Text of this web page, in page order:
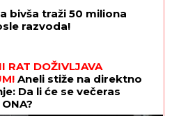
bivša traži 50 miliona
razvoda!
RAT DOŽIVLJAVA
Aneli stiže na direktno
Da li će se večeras